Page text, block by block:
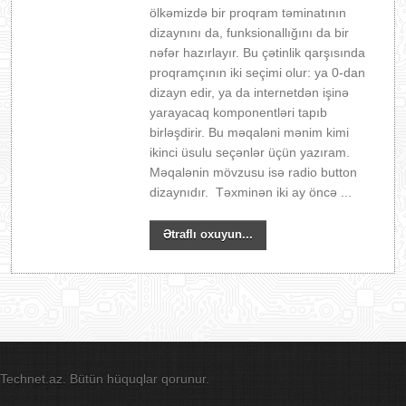
ölkəmizdə bir proqram təminatının
dizaynını da, funksionallığını da bir
nəfər hazırlayır. Bu çətinlik qarşısında
proqramçının iki seçimi olur: ya 0-dan
dizayn edir, ya da internetdən işinə
yarayacaq komponentləri tapıb
birləşdirir. Bu məqaləni mənim kimi
ikinci üsulu seçənlər üçün yazıram.
Məqalənin mövzusu isə radio button
dizaynıdır. Təxminən iki ay öncə ...
Ətraflı oxuyun...
Technet.az. Bütün hüquqlar qorunur.